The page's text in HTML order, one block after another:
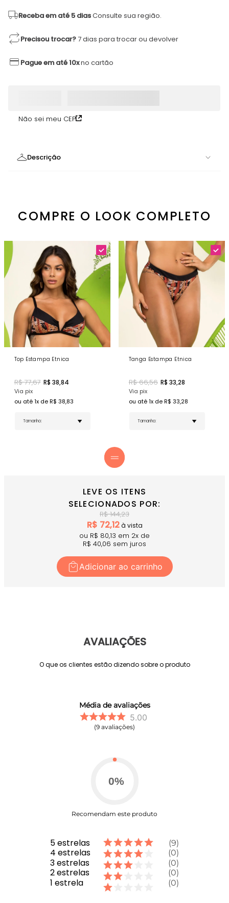
Receba em até 5 diasConsulte sua região.
Precisou trocar?7 dias para trocar ou devolver
Pague em até 10xno cartão
Não sei meu CEP
Descrição
ATENÇÃO! A estampa está posicionada nas
peças de forma variada.
COMPRE O LOOK COMPLETO
Top Estampa Etnica
R$77,67 R$ 38,84
Via pix
ou até1x de R$ 38,83
Tanga Estampa Etnica
R$66,56 R$ 33,28
Via pix
ou até1x de R$ 33,28
LEVE OS ITENS
SELECIONADOS POR:
R$144,23
R$ 72,12à vista
ou R$ 80,13 em 2x de
R$ 40,06 sem juros
Adicionar ao carrinho
AVALIAÇÕES
O que os clientes estão dizendo sobre o produto
Média de avaliações
5.00
9 avaliações
0%
Recomendam este produto
5estrelas
4 estrelas
3estrelas
2estrelas
1 estrela
9
0
0
0
0